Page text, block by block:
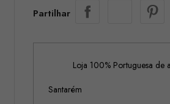
Partilhar
Loja 100% Portuguesa de
Santarém